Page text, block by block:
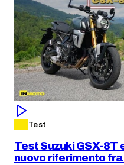
Test
Test Suzuki GSX-8T
nuovo riferimento